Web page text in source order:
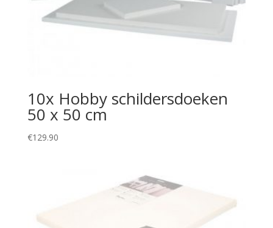
10x Hobby schildersdoeken
50 x 50 cm
€129.90